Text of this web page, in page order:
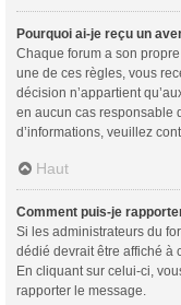
Pourquoi ai-je reçu un
Chaque forum a son
une de ces règles, vous
décision n’appartient
en aucun cas responsable
d’informations, veuillez
Haut
Comment puis-je
Si les administrateurs du
dédié devrait être affiché à
En cliquant sur celui-ci,
rapporter le message.